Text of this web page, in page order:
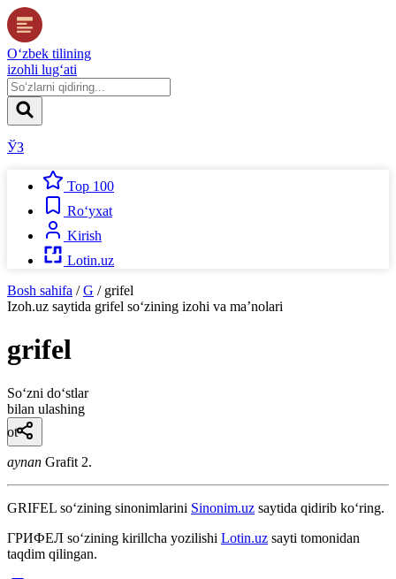
O‘zbek tilining
izohli lug‘ati
ЎЗ
Top 100
Ro‘yxat
Kirish
Lotin.uz
Bosh sahifa / G / grifel
Izoh.uz saytida grifel so‘zining izohi va ma’nolari
grifel
So‘zni do‘stlar
bilan ulashing
ot
aynan Grafit 2.
GRIFEL so‘zining sinonimlarini Sinonim.uz saytida qidirib ko‘ring.
ГРИФЕЛ so‘zining kirillcha yozilishi Lotin.uz sayti tomonidan
taqdim qilingan.